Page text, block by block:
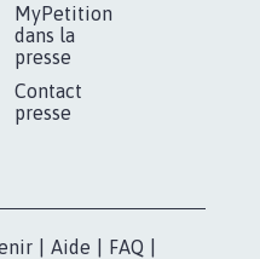
MyPetition
dans la
presse
Contact
presse
Aide FAQ